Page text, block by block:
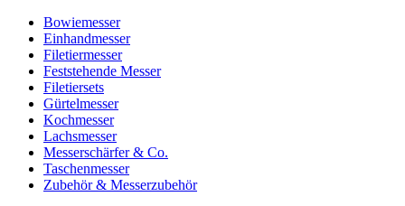
Bowiemesser
Einhandmesser
Filetiermesser
Feststehende Messer
Filetiersets
Gürtelmesser
Kochmesser
Lachsmesser
Messerschärfer & Co.
Taschenmesser
Zubehör & Messerzubehör